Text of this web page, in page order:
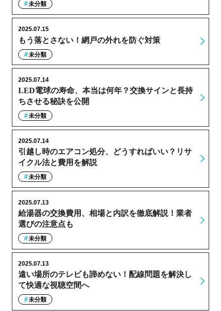
未分類
もう落とさない！網戸の外れを防ぐ対策
2025.07.15
未分類
LED電球の寿命、本当は何年？交換サインと長持
ちさせる秘訣を公開
2025.07.14
未分類
引越し時のエアコン処分、どうすればいい？リサ
イクル法と費用を解説
2025.07.14
未分類
給湯器の交換費用、相場と内訳を徹底解説！業者
選びの注意点も
2025.07.13
未分類
遠い場所のテレビも諦めない！配線問題を解決し
て快適な視聴空間へ
2025.07.13
未分類